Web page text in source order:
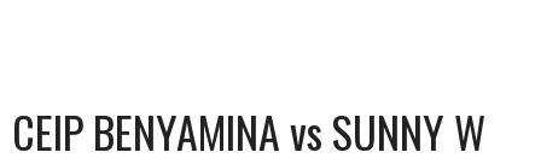
CEIP BENYAMINA vs SUNNY W